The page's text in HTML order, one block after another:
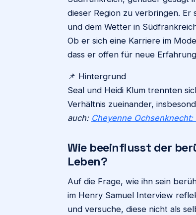
dieser Region zu verbringen.
und dem Wetter in
Ob er sich eine Karriere im
dass er offen für neue
📌 Hintergrund
Seal und Heidi Klum trennten
Verhältnis zueinander,
auch: Cheyenne
Wie beeinflusst der
Leben?
Auf die Frage, wie ihn sein
im Henry Samuel Interview
und versuche, diese nicht als